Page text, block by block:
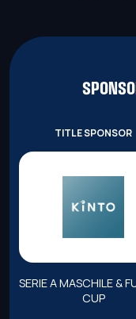
TITLE SPONSOR
SERIE A MASCHILE &
CUP